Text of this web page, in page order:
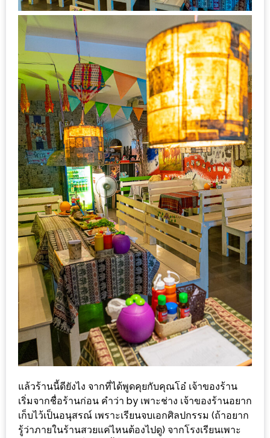
งาน
เดียว
ทั้ง
ช้อป
กิน
เที่ยว
พร้อม
โปร
โม
ชั่น
สำหรับ
คน
รัก
บ้าน
มากมาย
MAPS
MY
ACCOUNT
NEW
FACEBOOK
TIMELINE
POLICY
OKTOBERFEST
แล้วร้านนี้ดียังไง จากที่ได้พูดคุยกับคุณโอ๋ เจ้าของร้าน
เริ่มจากชื่อร้านก่อน คำว่า by เพาะช่าง เจ้าของร้านอยาก
เก็บไว้เป็นอนุสรณ์ เพราะเรียนจบเอกศิลปกรรม (ถ้าอยาก
รู้ว่าภายในร้านสวยแค่ไหนต้องไปดู) จากโรงเรียนเพาะ